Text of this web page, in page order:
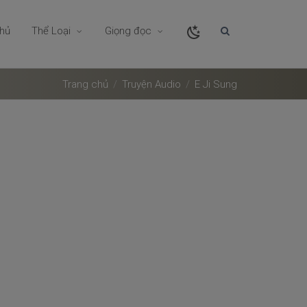
Thể Loại Giọng đọc
Trang chủ Truyện Audio E Ji Sung